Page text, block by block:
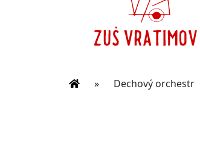
» Dechový orchestr